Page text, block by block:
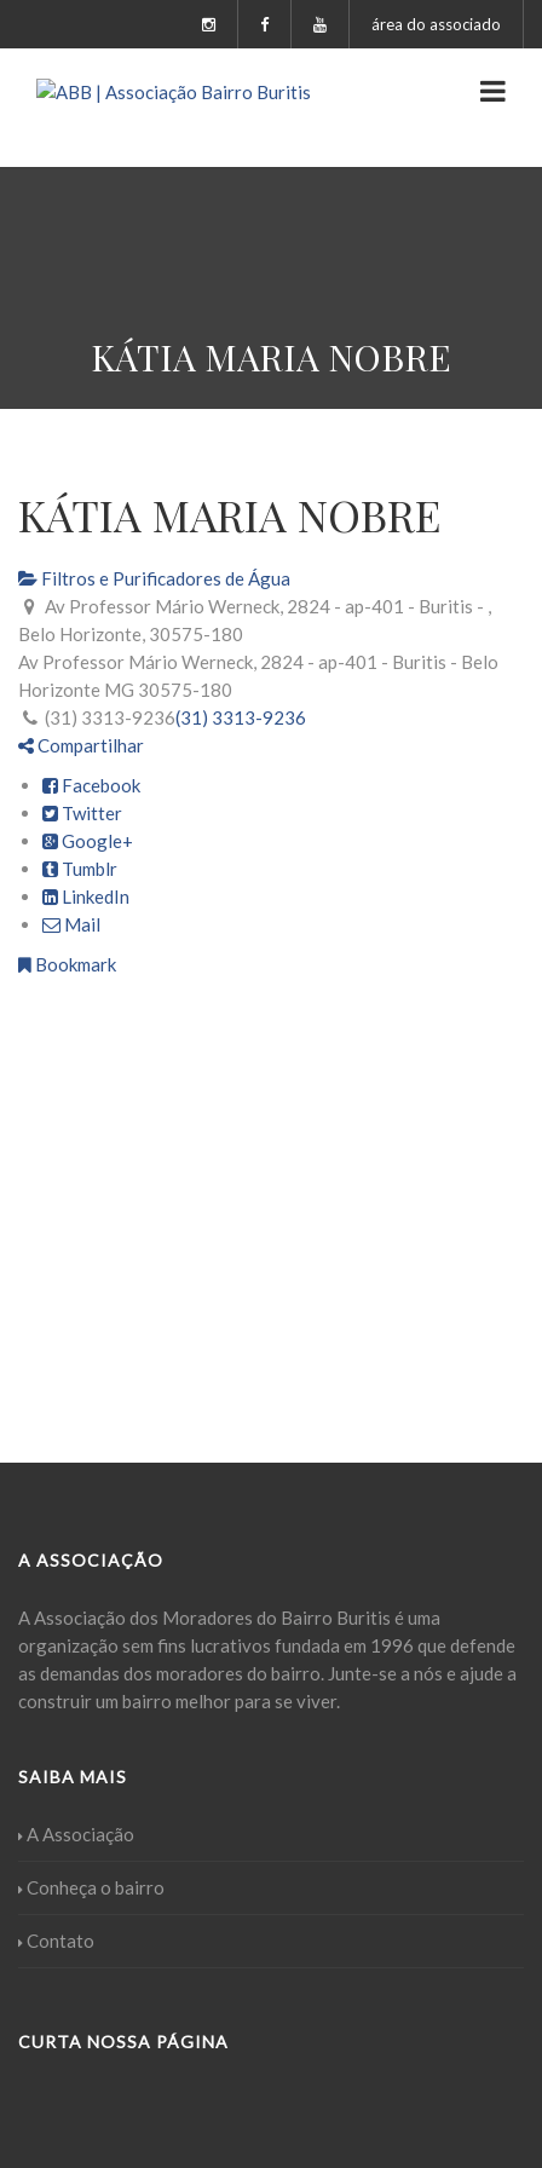
área do associado
KÁTIA MARIA NOBRE
KÁTIA MARIA NOBRE
Filtros e Purificadores de Água
Av Professor Mário Werneck, 2824 - ap-401 - Buritis - ,
Belo Horizonte, 30575-180
Av Professor Mário Werneck, 2824 - ap-401 - Buritis - Belo
Horizonte MG 30575-180
(31) 3313-9236(31) 3313-9236
Compartilhar
Facebook
Twitter
Google+
Tumblr
LinkedIn
Mail
Bookmark
A ASSOCIAÇÃO
A Associação dos Moradores do Bairro Buritis é uma
organização sem fins lucrativos fundada em 1996 que defende
as demandas dos moradores do bairro. Junte-se a nós e ajude a
construir um bairro melhor para se viver.
SAIBA MAIS
A Associação
Conheça o bairro
Contato
CURTA NOSSA PÁGINA